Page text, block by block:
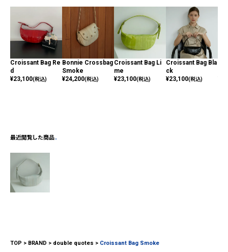
Croissant Bag Re
d
¥23,100(税込)
Bonnie Crossbag
Smoke
¥24,200(税込)
Croissant Bag Li
me
¥23,100(税込)
Croissant Bag Bla
ck
¥23,100(税込)
最近閲覧した商品
TOP BRAND double quotes Croissant Bag Smoke